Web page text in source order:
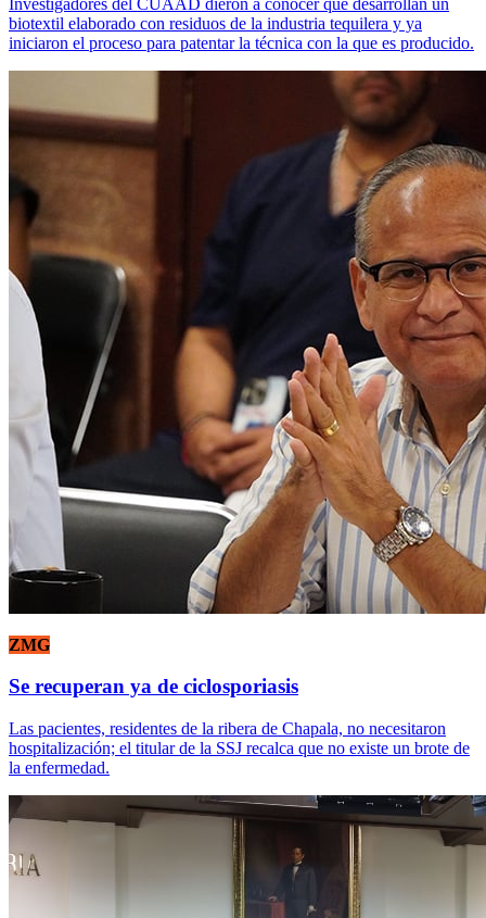
biotextil elaborado con residuos de la industria tequilera y ya
iniciaron el proceso para patentar la técnica con la que es producido.
ZMG
Se recuperan ya de ciclosporiasis
Las pacientes, residentes de la ribera de Chapala, no necesitaron
hospitalización; el titular de la SSJ recalca que no existe un brote de
la enfermedad.